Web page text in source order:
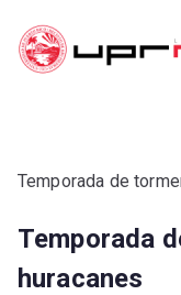
Temporada de
Temporada
huracanes